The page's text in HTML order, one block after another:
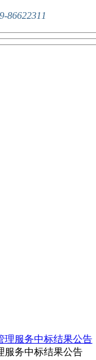
86622311
服务中标结果公告